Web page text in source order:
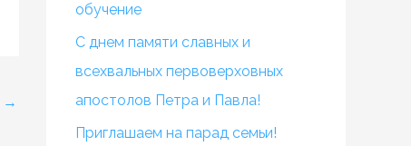
→
обучение
С днем памяти славных и
всехвальных первоверховных
апостолов Петра и Павла!
Приглашаем на парад семьи!